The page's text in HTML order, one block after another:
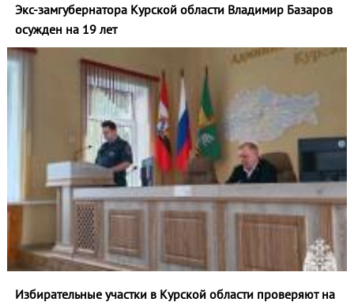
Экс-замгубернатора Курской области Владимир Базаров
осужден на 19 лет
Избирательные участки в Курской области проверяют на